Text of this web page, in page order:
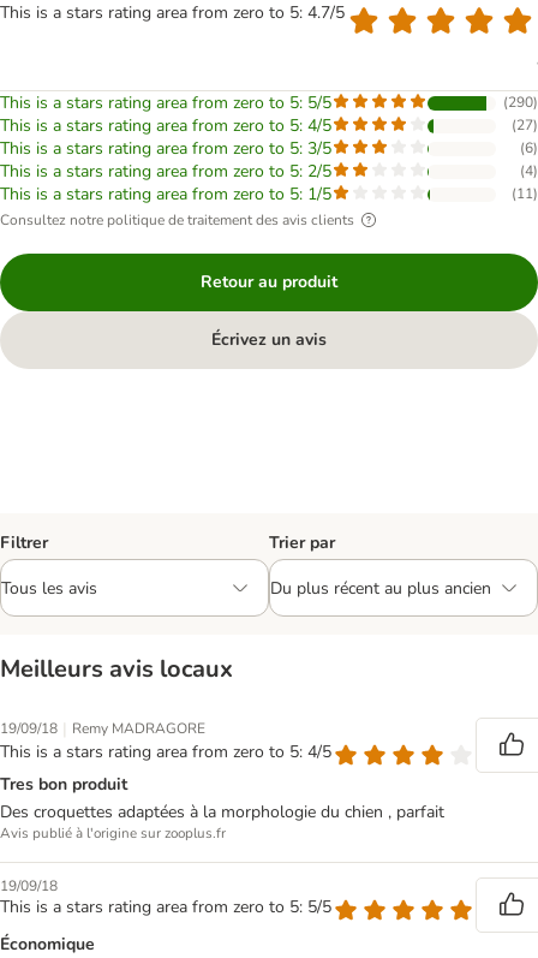
This is a stars rating area from zero to 5: 4.7/5
This is a stars rating area from zero to 5: 5/5 (290)
This is a stars rating area from zero to 5: 4/5 (27)
This is a stars rating area from zero to 5: 3/5 (6)
This is a stars rating area from zero to 5: 2/5 (4)
This is a stars rating area from zero to 5: 1/5 (11)
Consultez notre politique de traitement des avis clients
Retour au produit
Écrivez un avis
Filtrer Trier par
Meilleurs avis locaux
19/09/18 | Remy MADRAGORE
This is a stars rating area from zero to 5: 4/5
Tres bon produit
Des croquettes adaptées à la morphologie du chien , parfait
Avis publié à l'origine sur zooplus.fr
19/09/18
This is a stars rating area from zero to 5: 5/5
Économique